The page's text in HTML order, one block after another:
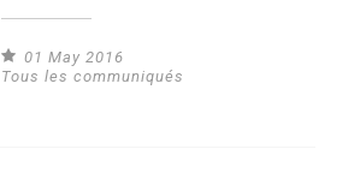
01 May 2016
Tous les communiqués